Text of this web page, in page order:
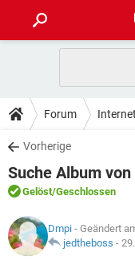
ANDROID
WINDOWS 10
WHATSAPP
FACEBOOK
TIPPS & TRICKS
SPIELE
WINDOWS 10
WHATSAPP
FACEBOOK
DOWNLOADS
SPIELE
ANDROID
WINDOWS 10
WHATSAPP
FORUM
SPIELE
ANDROID
LEXIKON
SPIELE
Forum Internet
Vorherige
Suche Album
Gelöst/Geschlossen
Dmpi - Geändert
jedtheboss -